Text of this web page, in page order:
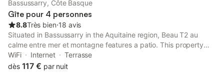
Bassussarry, Côte Basque
Gîte pour 4 personnes
8.8Très bien⋅18 avis
Situated in Bassussarry in the Aquitaine region, Beau T2 au
calme entre mer et montagne features a patio. This property
offers access to a terrace, free private parking and free WiFi.
WiFi Internet
Terrasse
dès 117 € par nuit